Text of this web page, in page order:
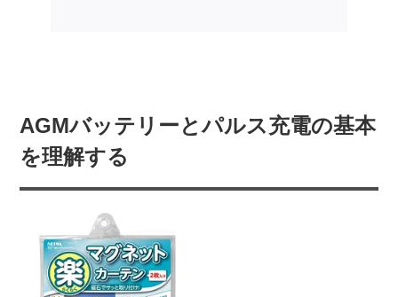
AGMバッテリーとパルス充電の基本
を理解する